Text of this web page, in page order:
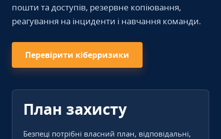
пошти та доступів, резервне копіювання,
реагування на інциденти і навчання команди.
Перевірити кіберризики
План захисту
Безпеці потрібні власний план, відповідальні,